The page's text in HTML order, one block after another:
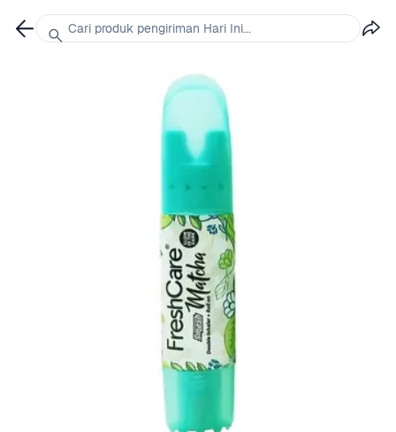
Cari produk pengiriman Hari Ini...